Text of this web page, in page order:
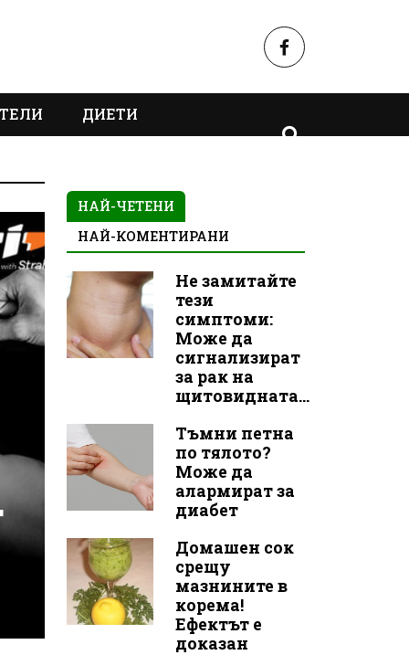
ДИЕТИ
НАЙ-ЧЕТЕНИ
НАЙ-КОМЕНТИРАНИ
Не замитайте
тези
симптоми:
Може да
сигнализират
за рак на
щитовидната...
Тъмни петна
по тялото?
Може да
алармират за
диабет
Домашен сок
срещу
мазнините в
корема!
Ефектът е
доказан